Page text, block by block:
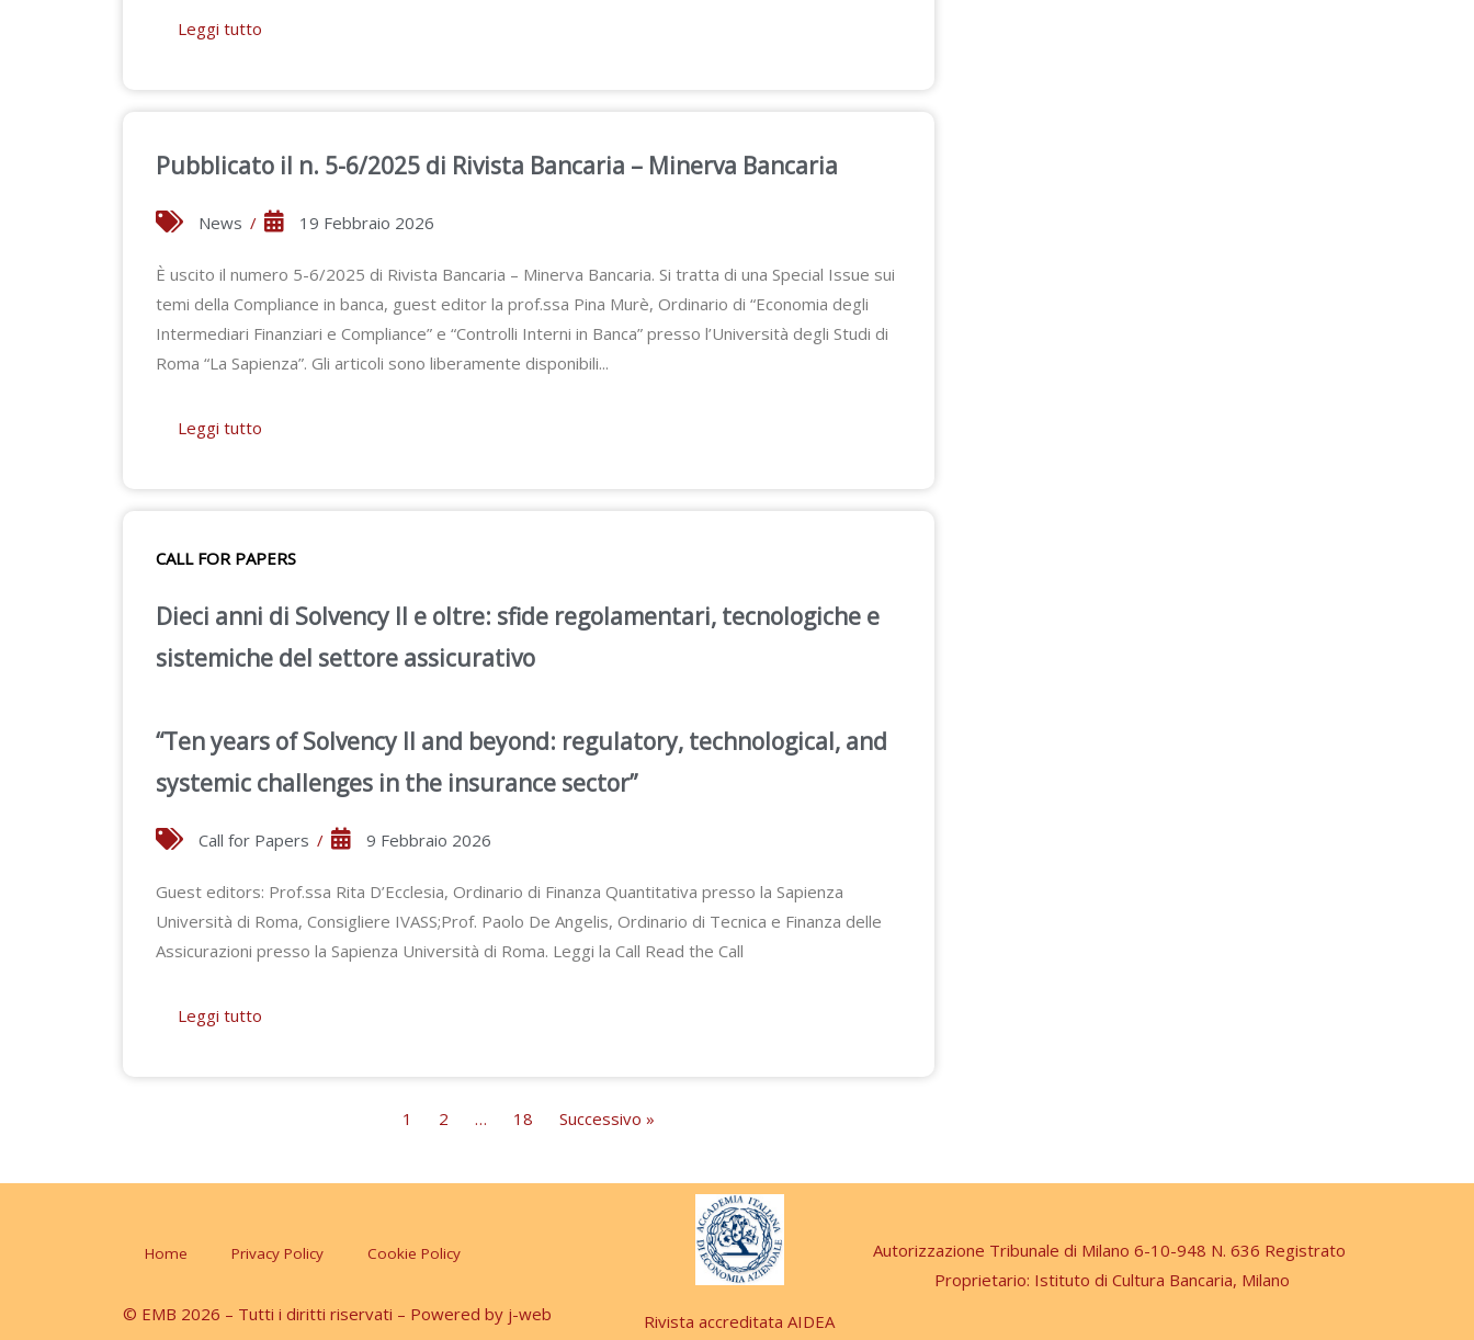
Leggi tutto
Pubblicato il n. 5-6/2025 di Rivista Bancaria – Minerva Bancaria
News / 19 Febbraio 2026
È uscito il numero 5-6/2025 di Rivista Bancaria – Minerva Bancaria. Si tratta di una Special Issue sui
temi della Compliance in banca, guest editor la prof.ssa Pina Murè, Ordinario di “Economia degli
Intermediari Finanziari e Compliance” e “Controlli Interni in Banca” presso l’Università degli Studi di
Roma “La Sapienza”. Gli articoli sono liberamente disponibili...
Leggi tutto
CALL FOR PAPERS
Dieci anni di Solvency II e oltre: sfide regolamentari, tecnologiche e
sistemiche del settore assicurativo
“Ten years of Solvency II and beyond: regulatory, technological, and
systemic challenges in the insurance sector”
Call for Papers / 9 Febbraio 2026
Guest editors: Prof.ssa Rita D’Ecclesia, Ordinario di Finanza Quantitativa presso la Sapienza
Università di Roma, Consigliere IVASS;Prof. Paolo De Angelis, Ordinario di Tecnica e Finanza delle
Assicurazioni presso la Sapienza Università di Roma. Leggi la Call Read the Call
Leggi tutto
1 2 … 18 Successivo »
Home Privacy Policy Cookie Policy
© EMB 2026 – Tutti i diritti riservati – Powered by j-web Rivista accreditata AIDEA
Autorizzazione Tribunale di Milano 6-10-948 N. 636 Registrato
Proprietario: Istituto di Cultura Bancaria, Milano